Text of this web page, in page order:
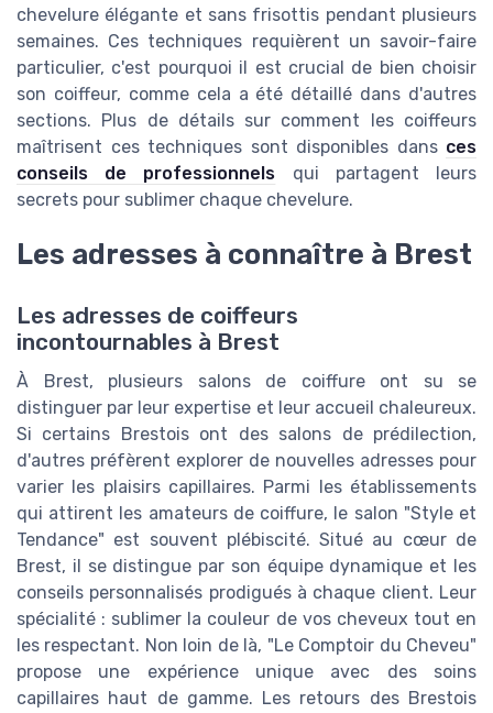
chevelure élégante et sans frisottis pendant plusieurs
semaines. Ces techniques requièrent un savoir-faire
particulier, c'est pourquoi il est crucial de bien choisir
son coiffeur, comme cela a été détaillé dans d'autres
sections. Plus de détails sur comment les coiffeurs
maîtrisent ces techniques sont disponibles dans ces
conseils de professionnels qui partagent leurs
secrets pour sublimer chaque chevelure.
Les adresses à connaître à Brest
Les adresses de coiffeurs
incontournables à Brest
À Brest, plusieurs salons de coiffure ont su se
distinguer par leur expertise et leur accueil chaleureux.
Si certains Brestois ont des salons de prédilection,
d'autres préfèrent explorer de nouvelles adresses pour
varier les plaisirs capillaires. Parmi les établissements
qui attirent les amateurs de coiffure, le salon "Style et
Tendance" est souvent plébiscité. Situé au cœur de
Brest, il se distingue par son équipe dynamique et les
conseils personnalisés prodigués à chaque client. Leur
spécialité : sublimer la couleur de vos cheveux tout en
les respectant. Non loin de là, "Le Comptoir du Cheveu"
propose une expérience unique avec des soins
capillaires haut de gamme. Les retours des Brestois